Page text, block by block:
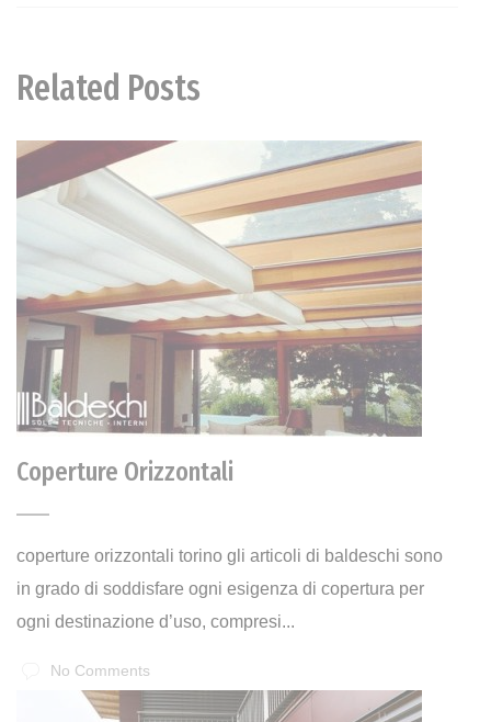
Related Posts
Coperture Orizzontali
coperture orizzontali torino gli articoli di baldeschi sono
in grado di soddisfare ogni esigenza di copertura per
ogni destinazione d’uso, compresi...
No Comments